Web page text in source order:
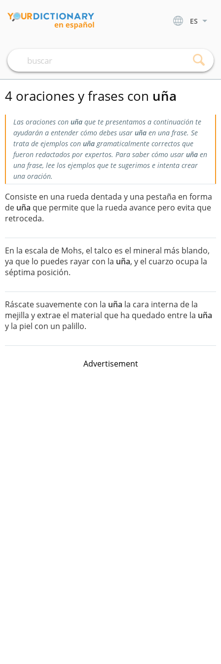
ES
4 oraciones y frases con uña
Las oraciones con uña que te presentamos a continuación te
ayudarán a entender cómo debes usar uña en una frase. Se
trata de ejemplos con uñagramaticalmente correctos que
fueron redactados por expertos. Para saber cómo usar uña en
una frase, lee los ejemplos que te sugerimos e intenta crear
una oración.
Consiste en una rueda dentada y una pestaña en forma
de uña que permite que la rueda avance pero evita que
retroceda.
En la escala de Mohs, el talco es el mineral más blando,
ya que lo puedes rayar con la uña, y el cuarzo ocupa la
séptima posición.
Ráscate suavemente con la uña la cara interna de la
mejilla y extrae el material que ha quedado entre la uña
y la piel con un palillo.
Advertisement